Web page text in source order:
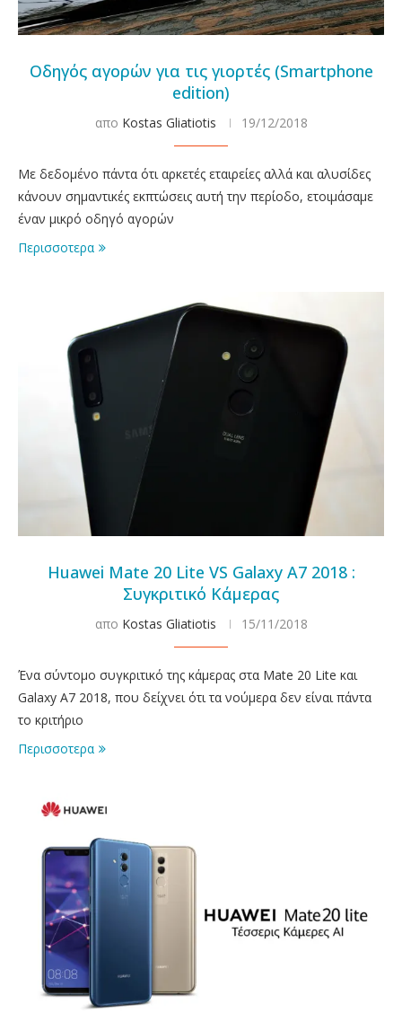
Οδηγός αγορών για τις γιορτές (Smartphone
edition)
απο Kostas Gliatiotis 19/12/2018
Με δεδομένο πάντα ότι αρκετές εταιρείες αλλά και αλυσίδες
κάνουν σημαντικές εκπτώσεις αυτή την περίοδο, ετοιμάσαμε
έναν μικρό οδηγό αγορών
Περισσοτερα
Huawei Mate 20 Lite VS Galaxy A7 2018 :
Συγκριτικό Κάμερας
απο Kostas Gliatiotis 15/11/2018
Ένα σύντομο συγκριτικό της κάμερας στα Mate 20 Lite και
Galaxy A7 2018, που δείχνει ότι τα νούμερα δεν είναι πάντα
το κριτήριο
Περισσοτερα